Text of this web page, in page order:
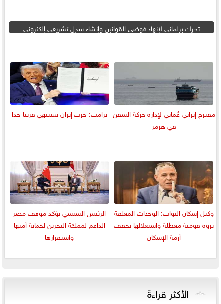
تحرك برلماني لإنهاء فوضى القوانين وإنشاء سجل تشريعي إلكتروني
مقترح إيراني-عُماني لإدارة حركة السفن
في هرمز
ترامب: حرب إيران ستنتهي قريبا جدا
وكيل إسكان النواب: الوحدات المغلقة
ثروة قومية معطلة واستغلالها يخفف
أزمة الإسكان
الرئيس السيسي يؤكد موقف مصر
الداعم لمملكة البحرين لحماية أمنها
واستقرارها
الأكثر قراءةً